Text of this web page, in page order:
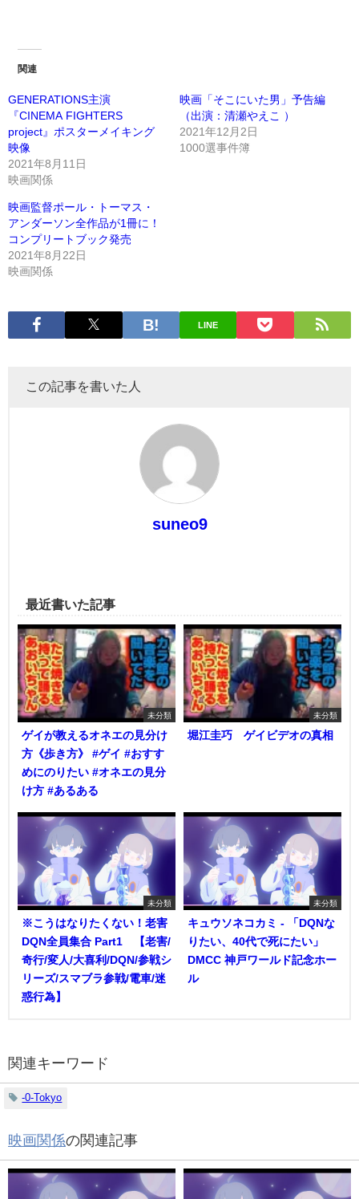
関連
GENERATIONS主演
『CINEMA FIGHTERS
project』ポスターメイキング
映像
2021年8月11日
映画関係
映画「そこにいた男」予告編
（出演：清瀬やえこ ）
2021年12月2日
1000選事件簿
映画監督ポール・トーマス・
アンダーソン全作品が1冊に！
コンプリートブック発売
2021年8月22日
映画関係
LINE
この記事を書いた人
suneo9
最近書いた記事
未分類
ゲイが教えるオネエの見分け
方《歩き方》 #ゲイ #おすす
めにのりたい #オネエの見分
け方 #あるある
未分類
堀江圭巧 ゲイビデオの真相
未分類
※こうはなりたくない！老害
DQN全員集合 Part1 【老害/
奇行/変人/大喜利/DQN/参戦シ
リーズ/スマブラ参戦/電車/迷
惑行為】
未分類
キュウソネコカミ - 「DQNな
りたい、40代で死にたい」
DMCC 神戸ワールド記念ホー
ル
関連キーワード
-0-Tokyo
映画関係の関連記事